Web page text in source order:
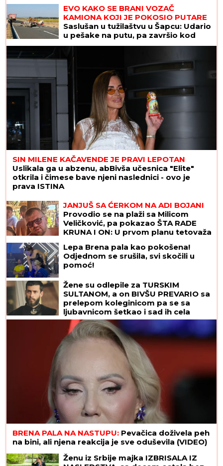
EVO KAKO SE BRANI VOZAČ
KAMIONA KOJI JE POKOSIO PUTARE
Saslušan u tužilaštvu u Šapcu: Udario
u pešake na putu, pa završio kod
metalne ograde
SIN MILENE KAČAVENDE JE PRAVI LEPOTAN
Uslikala ga u abzenu, abBivša učesnica "Elite"
otkrila i čimese bave njeni naslednici - ovo je
prava ISTINA
JANJUŠ SA ĆERKOM NA ADI BOJANI
Provodio se na plaži sa Milicom
Veličković, pa pokazao ŠTA RADE
KRUNA I ON: U prvom planu tetovaža
Lepa Brena pala kao pokošena!
Odjednom se srušila, svi skočili u
pomoć!
Žene su odlepile za TURSKIM
SULTANOM, a on BIVŠU PREVARIO sa
prelepom koleginicom pa se sa
ljubavnicom šetkao i sad ih cela
Turska gleda u intimnim scenama:
Važio za mirnog momka, a onda su
počeli skandali
BRENA PALA NA NASTUPU: Pevačica doživela peh
na bini, ali njena reakcija je sve oduševila (VIDEO)
Ženu iz Srbije majka IZBRISALA IZ